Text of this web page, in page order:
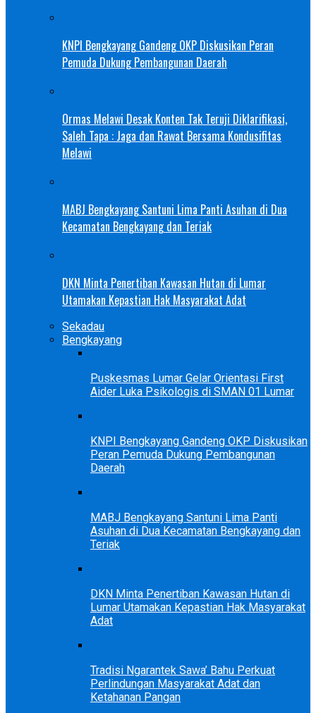
KNPI Bengkayang Gandeng OKP Diskusikan Peran
Pemuda Dukung Pembangunan Daerah
Ormas Melawi Desak Konten Tak Teruji Diklarifikasi,
Saleh Tapa : Jaga dan Rawat Bersama Kondusifitas
Melawi
MABJ Bengkayang Santuni Lima Panti Asuhan di Dua
Kecamatan Bengkayang dan Teriak
DKN Minta Penertiban Kawasan Hutan di Lumar
Utamakan Kepastian Hak Masyarakat Adat
Sekadau
Bengkayang
Puskesmas Lumar Gelar Orientasi First
Aider Luka Psikologis di SMAN 01 Lumar
KNPI Bengkayang Gandeng OKP Diskusikan
Peran Pemuda Dukung Pembangunan
Daerah
MABJ Bengkayang Santuni Lima Panti
Asuhan di Dua Kecamatan Bengkayang dan
Teriak
DKN Minta Penertiban Kawasan Hutan di
Lumar Utamakan Kepastian Hak Masyarakat
Adat
Tradisi Ngarantek Sawa’ Bahu Perkuat
Perlindungan Masyarakat Adat dan
Ketahanan Pangan